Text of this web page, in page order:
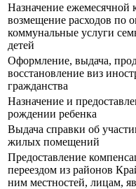
Назначение
возмещение расходов по
коммунальные услуги
детей
Оформление, выдача,
восстановление виз
гражданства
Назначение и
рождении ребенка
Выдача справки об
жилых помещений
Предоставление
переездом из районов
ним местностей, лицам,